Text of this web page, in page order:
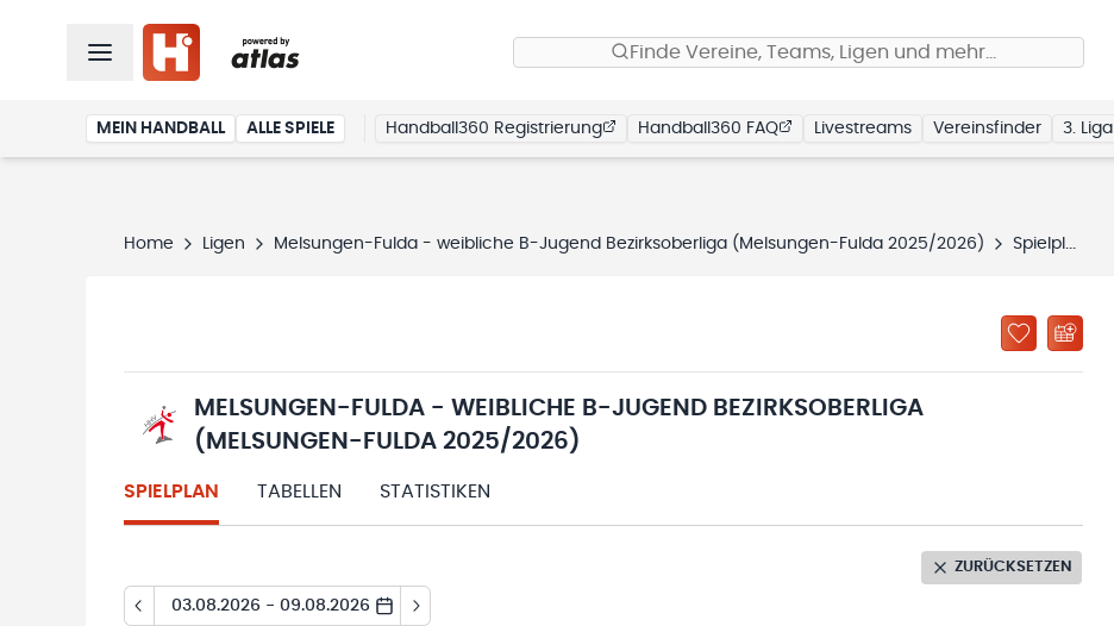
Finde Vereine, Teams, Ligen und mehr…
MEIN HANDBALL ALLE SPIELE Handball360 Registrierung Handball360 FAQ Livestreams Vereinsfinder 3. Liga
Home Ligen Melsungen-Fulda - weibliche B-Jugend Bezirksoberliga (Melsungen-Fulda 2025/2026) Spielplan
MELSUNGEN-FULDA - WEIBLICHE B-JUGEND BEZIRKSOBERLIGA
(MELSUNGEN-FULDA 2025/2026)
SPIELPLAN TABELLEN STATISTIKEN
ZURÜCKSETZEN
03.08.2026 - 09.08.2026